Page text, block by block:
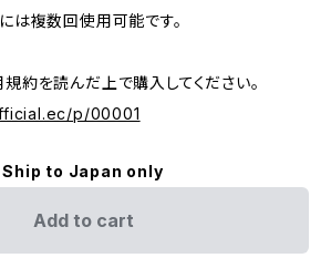
は複数回使用可能です。
約を読んだ上で購入してください。
p/00001
Ship to Japan only
Add to cart